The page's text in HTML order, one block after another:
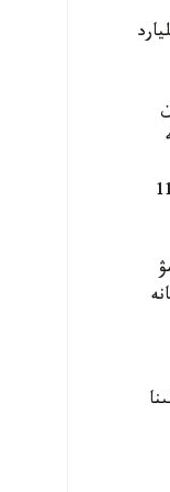
بۇل رەتتە جىل سايىنعى تازا پايدا كولەمى 400 ميلليارد
جۇرگىزۋ ءۇشىن 11,4